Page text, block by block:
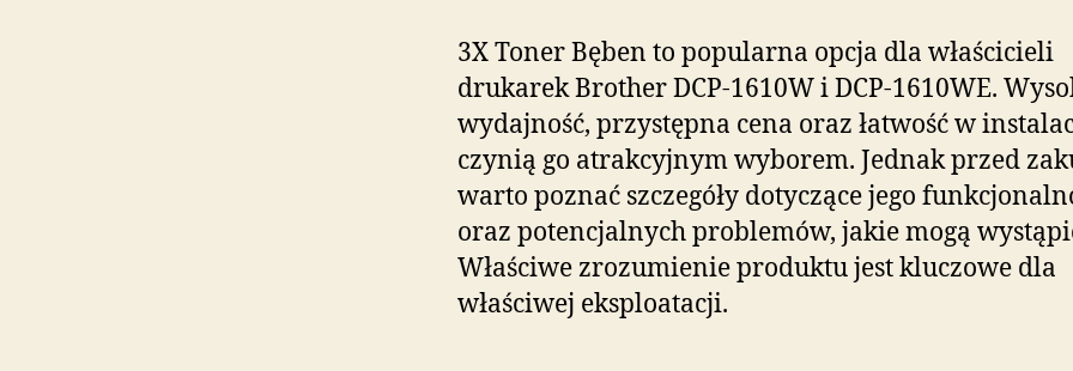
3X Toner Bęben to popularna opcja dla właścicieli
drukarek Brother DCP-1610W i DCP-1610WE.
wydajność, przystępna cena oraz łatwość w
czynią go atrakcyjnym wyborem. Jednak przed
warto poznać szczegóły dotyczące jego
oraz potencjalnych problemów, jakie mogą
Właściwe zrozumienie produktu jest kluczowe dla
właściwej eksploatacji.